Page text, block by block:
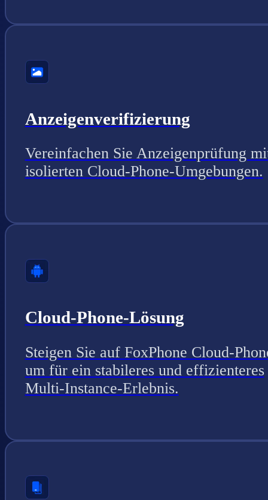
Anzeigenverifizierung
Vereinfachen Sie Anzeigenprüfung
isolierten Cloud-Phone-Umgebungen.
Cloud-Phone-Lösung
Steigen Sie auf FoxPhone Cloud-
um für ein stabileres und effizienteres
Multi-Instance-Erlebnis.